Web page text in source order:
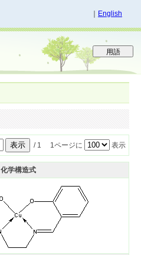
English
/ 1 1ページに 表示
化学構造式